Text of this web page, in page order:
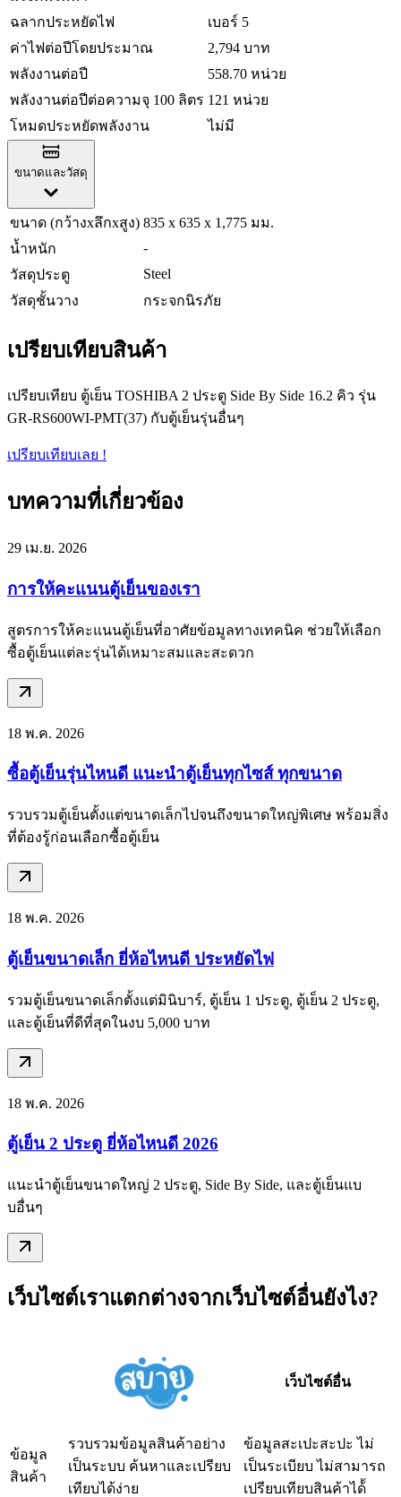
ฉลากประหยัดไฟ
เบอร์ 5
ค่าไฟต่อปีโดยประมาณ
2,794 บาท
พลังงานต่อปี
558.70 หน่วย
พลังงานต่อปีต่อความจุ 100 ลิตร 121 หน่วย
โหมดประหยัดพลังงาน
ไม่มี
ขนาดและวัสดุ
ขนาด (กว้างxลึกxสูง) 835 x 635 x 1,775 มม.
น้ำหนัก
-
วัสดุประตู
Steel
วัสดุชั้นวาง
กระจกนิรภัย
เปรียบเทียบสินค้า
เปรียบเทียบ ตู้เย็น TOSHIBA 2 ประตู Side By Side 16.2 คิว รุ่น
GR-RS600WI-PMT(37) กับตู้เย็นรุ่นอื่นๆ
เปรียบเทียบเลย !
บทความที่เกี่ยวข้อง
29 เม.ย. 2026
การให้คะแนนตู้เย็นของเรา
สูตรการให้คะแนนตู้เย็นที่อาศัยข้อมูลทางเทคนิค ช่วยให้เลือก
ซื้อตู้เย็นแต่ละรุ่นได้เหมาะสมและสะดวก
18 พ.ค. 2026
ซื้อตู้เย็นรุ่นไหนดี แนะนำตู้เย็นทุกไซส์ ทุกขนาด
รวบรวมตู้เย็นตั้งแต่ขนาดเล็กไปจนถึงขนาดใหญ่พิเศษ พร้อมสิ่ง
ที่ต้องรู้ก่อนเลือกซื้อตู้เย็น
18 พ.ค. 2026
ตู้เย็นขนาดเล็ก ยี่ห้อไหนดี ประหยัดไฟ
รวมตู้เย็นขนาดเล็กตั้งแต่มินิบาร์, ตู้เย็น 1 ประตู, ตู้เย็น 2 ประตู,
และตู้เย็นที่ดีที่สุดในงบ 5,000 บาท
18 พ.ค. 2026
ตู้เย็น 2 ประตู ยี่ห้อไหนดี 2026
แนะนำตู้เย็นขนาดใหญ่ 2 ประตู, Side By Side, และตู้เย็นแบ
บอื่นๆ
เว็บไซต์เราแตกต่างจากเว็บไซต์อื่นยังไง?
เว็บไซต์อื่น
ข้อมูล
สินค้า
รวบรวมข้อมูลสินค้าอย่าง
เป็นระบบ ค้นหาและเปรียบ
เทียบได้ง่าย
ข้อมูลสะเปะสะปะ ไม่
เป็นระเบียบ ไม่สามารถ
เปรียบเทียบสินค้าได้้